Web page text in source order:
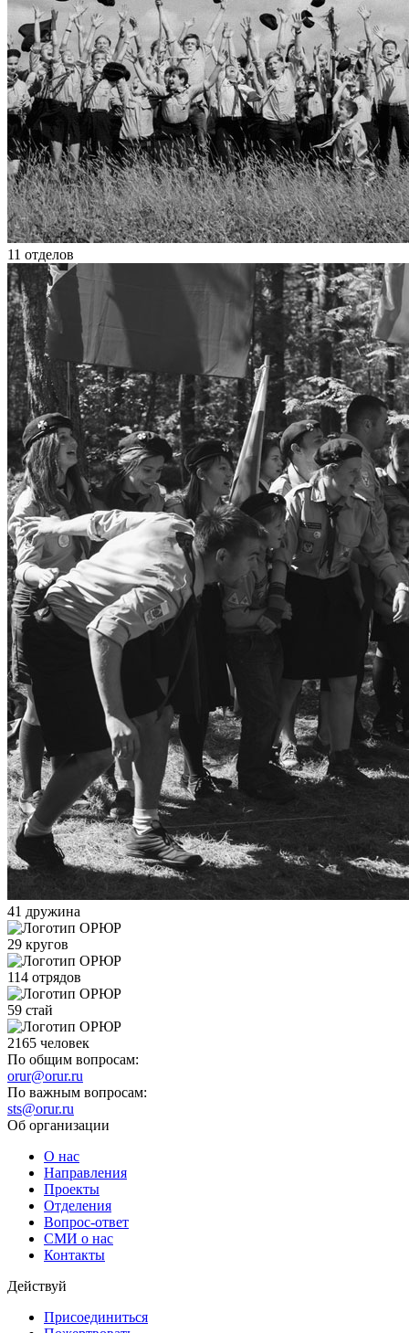
11 отделов
41 дружина
29 кругов
114 отрядов
59 стай
2165 человек
По общим вопросам:
orur@orur.ru
По важным вопросам:
sts@orur.ru
Об организации
О нас
Направления
Проекты
Отделения
Вопрос-ответ
СМИ о нас
Контакты
Действуй
Присоединиться